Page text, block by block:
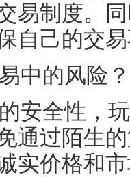
易制度。
自己的交
中的风险？
安全性，
通过陌生
实价格和